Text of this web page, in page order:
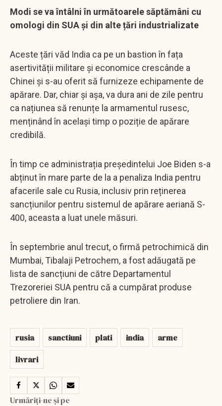
Modi se va întâlni în următoarele săptămâni cu
omologi din SUA și din alte țări industrializate
Aceste țări văd India ca pe un bastion în fața
asertivității militare și economice crescânde a
Chinei și s-au oferit să furnizeze echipamente de
apărare. Dar, chiar și așa, va dura ani de zile pentru
ca națiunea să renunțe la armamentul rusesc,
menținând în același timp o poziție de apărare
credibilă.
În timp ce administrația președintelui Joe Biden s-a
abținut în mare parte de la a penaliza India pentru
afacerile sale cu Rusia, inclusiv prin reținerea
sancțiunilor pentru sistemul de apărare aeriană S-
400, aceasta a luat unele măsuri.
În septembrie anul trecut, o firmă petrochimică din
Mumbai, Tibalaji Petrochem, a fost adăugată pe
lista de sancțiuni de către Departamentul
Trezoreriei SUA pentru că a cumpărat produse
petroliere din Iran.
rusia sanctiuni plati india
arme
livrari
Urmăriți-ne și pe